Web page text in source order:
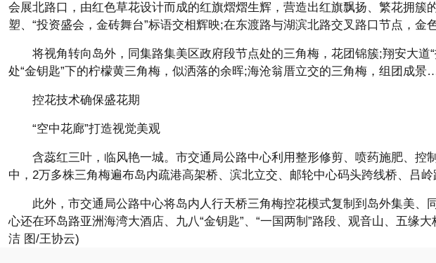
会展北路口，由红色草花设计而成的红旗熠熠生辉，营造出红旗飘扬、繁花拥
塑、“投资盛会，金砖舞台”标语交相辉映;在东渡路与湖滨北路交叉路口节点，金
将视角转向岛外，同集路集美区政府段节点处的三角梅，花团锦簇;翔安大
处“金钥匙”下的柠檬黄三角梅，似洒落的余晖;海沧翁厝立交的三角梅，组团成
控花技术确保盛花期
“空中花廊”打造视觉美观
含蕊红三叶，临风艳一城。市交通局公路中心利用整形修剪、喷药施肥、
中，2万多株三角梅遍布岛内疏港高架桥、滨北立交、邮轮中心码头跨线桥、吕
此外，市交通局公路中心将岛内人行天桥三角梅控花模式复制到岛外集美
心还在环岛路亚洲海湾大酒店、九八“金钥匙”、“一国两制”路段、观音山、五
洁 图/王协云)